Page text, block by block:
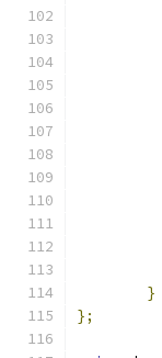
}
};